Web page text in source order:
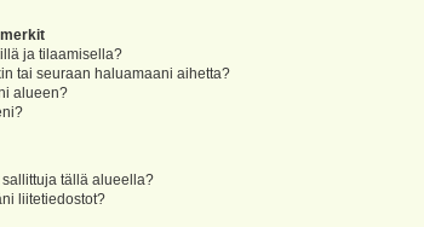
ja tilaamisella?
tai seuraan haluamaani aihetta?
alueen?
tällä alueella?
liitetiedostot?